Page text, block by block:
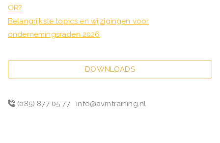
OR?
Belangrijkste topics en wijzigingen voor
ondernemingsraden 2026
DOWNLOADS
(085) 877 05 77 info@avmtraining.nl